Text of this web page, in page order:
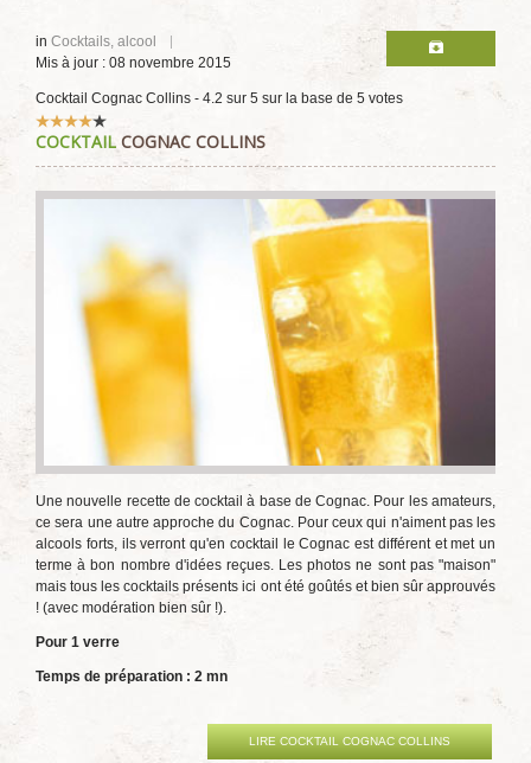
in Cocktails, alcool
Mis à jour : 08 novembre 2015
Cocktail Cognac Collins - 4.2 sur 5 sur la base de 5 votes
Vote
utilisateur:4 /5
COCKTAIL COGNAC COLLINS
Une nouvelle recette de cocktail à base de Cognac. Pour les amateurs,
ce sera une autre approche du Cognac. Pour ceux qui n'aiment pas les
alcools forts, ils verront qu'en cocktail le Cognac est différent et met un
terme à bon nombre d'idées reçues. Les photos ne sont pas "maison"
mais tous les cocktails présents ici ont été goûtés et bien sûr approuvés
! (avec modération bien sûr !).
Pour 1 verre
Temps de préparation : 2 mn
LIRE COCKTAIL COGNAC COLLINS